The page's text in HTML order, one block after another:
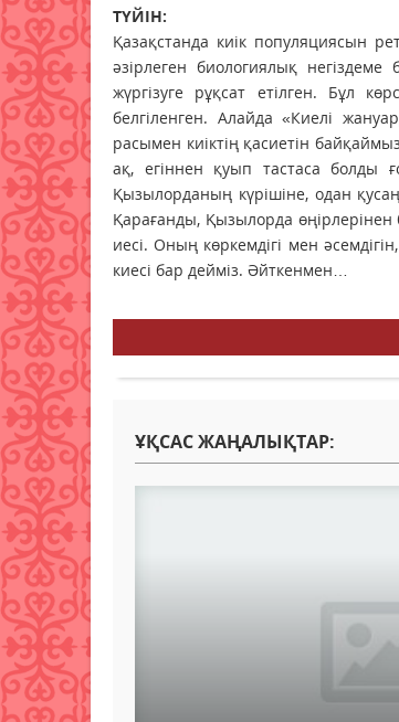
ТҮЙІН:
Қазақстанда киік популяциясын
әзірлеген биологиялық
жүргізуге рұқсат етілген. Бұл
белгіленген. Алайда «Киелі
расымен киіктің қасиетін
ақ, егіннен қуып тастаса болды
Қызылорданың күрішіне, одан
Қарағанды, Қызылорда өңірлерінен
иесі. Оның көркемдігі мен
киесі бар дейміз. Әйткенмен…
ҰҚСАС ЖАҢАЛЫҚТАР: